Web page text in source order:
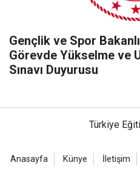
Gençlik ve Spor
Görevde Yükselme ve
Sınavı Duyurusu
Türkiye
Anasayfa Künye İletişim